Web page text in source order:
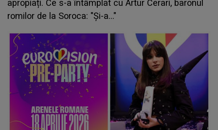
apropiați. Ce s-a întâmplat cu Artur Cerari, baronul
romilor de la Soroca: "Și-a..."